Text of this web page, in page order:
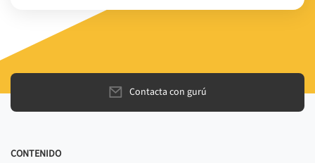
Contacta con gurú
CONTENIDO